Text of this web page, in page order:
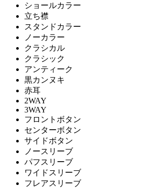
ショールカラー
立ち襟
スタンドカラー
ノーカラー
クラシカル
クラシック
アンティーク
黒カンヌキ
赤耳
2WAY
3WAY
フロントボタン
センターボタン
サイドボタン
ノースリーブ
パフスリーブ
ワイドスリーブ
フレアスリーブ